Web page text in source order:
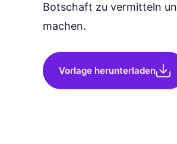
Botschaft zu vermitteln
machen.
Vorlage herunterladen